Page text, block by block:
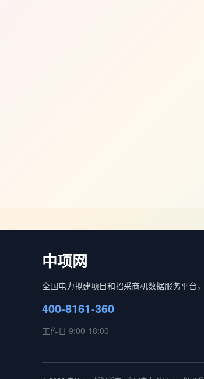
中项网
全国电力拟建项目和招采商机数据服务平台
400-8161-360
工作日 9:00-18:00